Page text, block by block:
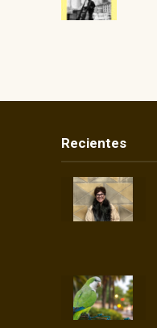
Recientes